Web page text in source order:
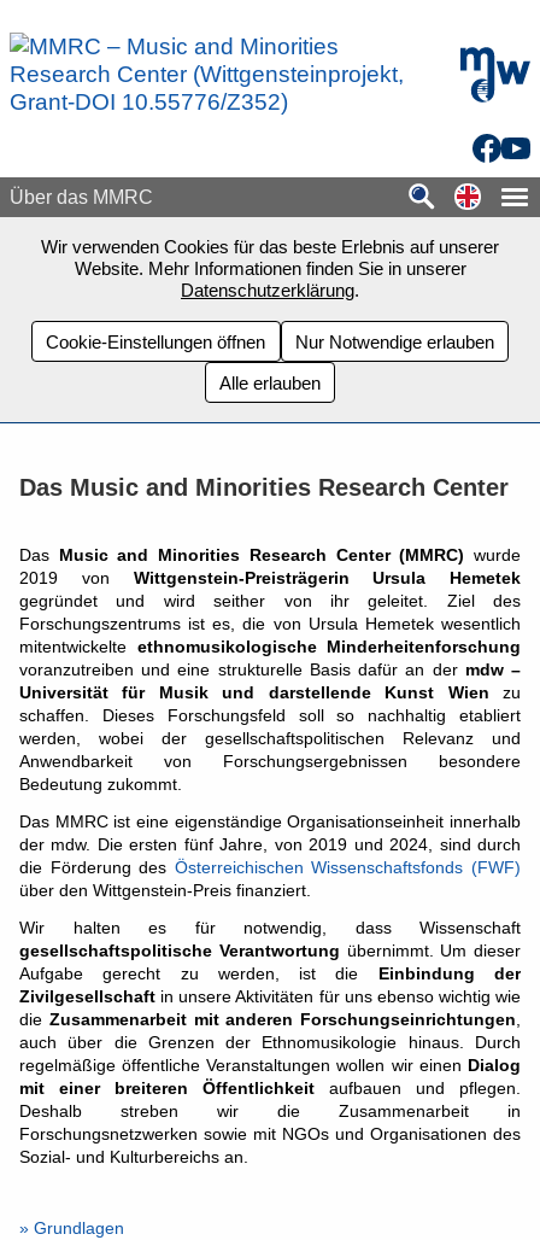
mdw -
Über das MMRC
Wir verwenden Cookies für das beste Erlebnis auf unserer
Website. Mehr Informationen finden Sie in unserer
Datenschutzerklärung.
Cookie-Einstellungen öffnen
Nur Notwendige erlauben
Alle erlauben
Das Music and Minorities Research Center
Das Music and Minorities Research Center (MMRC)wurde
2019 von Wittgenstein-Preisträgerin Ursula Hemetek
gegründet und wird seither von ihr geleitet. Ziel des
Forschungszentrums ist es, die von Ursula Hemetek wesentlich
mitentwickelte ethnomusikologische Minderheitenforschung
voranzutreiben und eine strukturelle Basis dafür an der mdw –
Universität für Musik und darstellende Kunst Wien zu
schaffen. Dieses Forschungsfeld soll so nachhaltig etabliert
werden, wobei der gesellschaftspolitischen Relevanz und
Anwendbarkeit von Forschungsergebnissen besondere
Bedeutung zukommt.
Das MMRC ist eine eigenständige Organisationseinheit innerhalb
der mdw. Die ersten fünf Jahre, von 2019 und 2024, sind durch
die Förderung des Österreichischen Wissenschaftsfonds (FWF)
über den Wittgenstein-Preis finanziert.
Wir halten es für notwendig, dass Wissenschaft
gesellschaftspolitische Verantwortung übernimmt. Um dieser
Aufgabe gerecht zu werden, ist die Einbindung der
Zivilgesellschaft in unsere Aktivitäten für uns ebenso wichtig wie
die Zusammenarbeit mit anderen Forschungseinrichtungen
auch über die Grenzen der Ethnomusikologie hinaus. Durch
regelmäßige öffentliche Veranstaltungen wollen wir einen Dialog
mit einer breiteren Öffentlichkeit aufbauen und pflegen.
Deshalb streben wir die Zusammenarbeit in
Forschungsnetzwerken sowie mit NGOs und Organisationen des
Sozial- und Kulturbereichs an.
» Grundlagen